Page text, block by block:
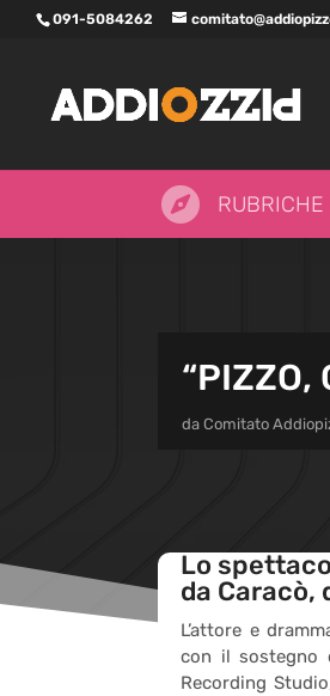
091-5084262
 RUBRICHE
“PIZZO,
da Comitato
Lo
da
L’attore e
con il sostegno
Recording